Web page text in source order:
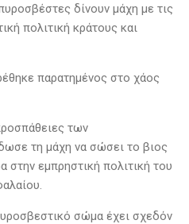
δίνουν μάχη με τις
πολιτική κράτους και
παρατημένος στο χάος
των
τη μάχη να σώσει το βιος
στην εμπρηστική πολιτική του
σώμα έχει σχεδόν